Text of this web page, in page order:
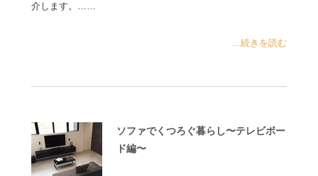
介します。……
...続きを読む
ソファでくつろぐ暮らし〜テレビボー
ド編〜